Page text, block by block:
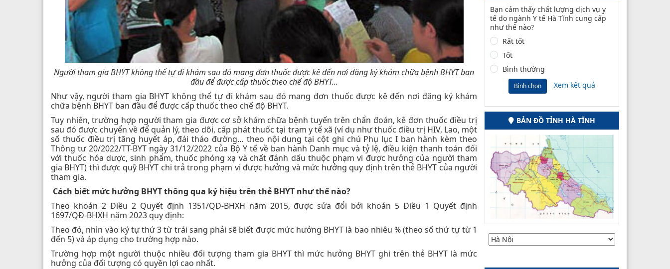
Người tham gia BHYT không thể tự đi khám sau đó mang đơn thuốc được kê đến nơi đăng ký khám chữa bệnh BHYT ban
đầu để được cấp thuốc theo chế độ BHYT...
Như vậy, người tham gia BHYT không thể tự đi khám sau đó mang đơn thuốc được kê đến nơi đăng ký khám
chữa bệnh BHYT ban đầu để được cấp thuốc theo chế độ BHYT.
Tuy nhiên, trường hợp người tham gia được cơ sở khám chữa bệnh tuyến trên chẩn đoán, kê đơn thuốc điều trị
sau đó được chuyển về để quản lý, theo dõi, cấp phát thuốc tại trạm y tế xã (ví dụ như thuốc điều trị HIV, Lao, một
số thuốc điều trị tăng huyết áp, đái tháo đường… theo nội dung tại cột ghi chú Phụ lục I ban hành kèm theo
Thông tư 20/2022/TT-BYT ngày 31/12/2022 của Bộ Y tế về ban hành Danh mục và tỷ lệ, điều kiện thanh toán đối
với thuốc hóa dược, sinh phẩm, thuốc phóng xạ và chất đánh dấu thuộc phạm vi được hưởng của người tham
gia BHYT) thì được quỹ BHYT chi trả trong phạm vi được hưởng và mức hưởng quy định trên thẻ BHYT của người
tham gia.
Cách biết mức hưởng BHYT thông qua ký hiệu trên thẻ BHYT như thế nào?
Theo khoản 2 Điều 2 Quyết định 1351/QĐ-BHXH năm 2015, được sửa đổi bởi khoản 5 Điều 1 Quyết định
1697/QĐ-BHXH năm 2023 quy định:
Theo đó, nhìn vào ký tự thứ 3 từ trái sang phải sẽ biết được mức hưởng BHYT là bao nhiêu % (theo số thứ tự từ 1
đến 5) và áp dụng cho trường hợp nào.
Trường hợp một người thuộc nhiều đối tượng tham gia BHYT thì mức hưởng BHYT ghi trên thẻ BHYT là mức
hưởng của đối tượng có quyền lợi cao nhất.
Bạn cảm thấy chất lượng dịch vụ y
tế do ngành Y tế Hà Tĩnh cung cấp
như thế nào?
Rất tốt
Tốt
Bình thường
Bình chọn Xem kết quả
BẢN ĐỒ TỈNH HÀ TĨNH